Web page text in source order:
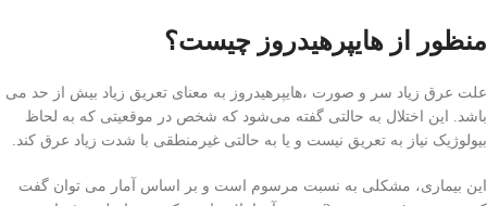
منظور از هایپرهیدروز چیست؟
علت عرق زیاد سر و صورت ،هایپرهیدروز به معنای تعریق زیاد بیش از حد می
باشد. این اختلال به حالتی گفته می‌شود که شخص در موقعیتی که به لحاظ
بیولوژیک نیاز به تعریق نیست و یا به حالتی غیرمنطقی با شدت زیاد عرق کند.
این بیماری، مشکلی به نسبت مرسوم است و بر اساس آمار می توان گفت